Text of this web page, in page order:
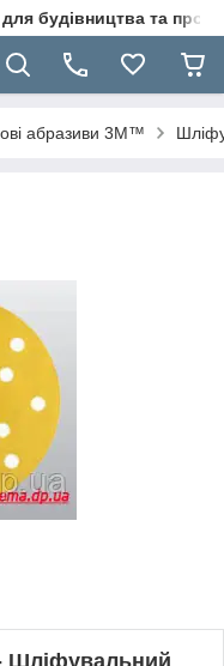
для будівництва та
абразиви 3M™
Шліфувальний